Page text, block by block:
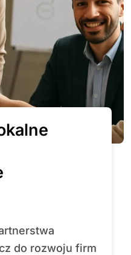
do rozwoju firm